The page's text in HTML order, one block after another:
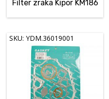
Filter zraka Kipor KM186
SKU: YDM.36019001